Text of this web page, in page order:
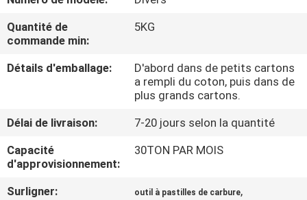
VISITE
D'USINE
CONTRÔLE
QUALITÉ
CONTACTEZ-
NOUS
Quantité de
commande min:
5KG
Détails d'emballage:
D'abord dans de petits cartons
a rempli du coton, puis dans de
plus grands cartons.
Délai de livraison:
7-20 jours selon la quantité
Capacité
d'approvisionnement:
30TON PAR MOIS
Surligner: outil à pastilles de carbure,